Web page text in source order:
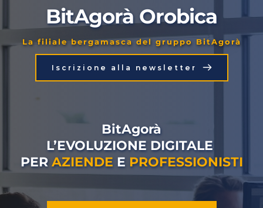
BitAgorà Orobica
La filiale bergamasca del gruppo BitAgorà
Iscrizione alla newsletter
BitAgorà
L’EVOLUZIONE DIGITALE
PER AZIENDE E PROFESSIONISTI